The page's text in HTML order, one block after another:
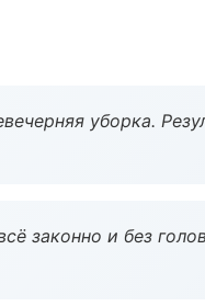
уборка.
законно и без